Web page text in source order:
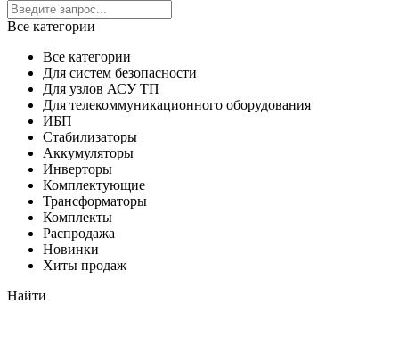
Все категории
Все категории
Для систем безопасности
Для узлов АСУ ТП
Для телекоммуникационного оборудования
ИБП
Стабилизаторы
Аккумуляторы
Инверторы
Комплектующие
Трансформаторы
Комплекты
Распродажа
Новинки
Хиты продаж
Найти